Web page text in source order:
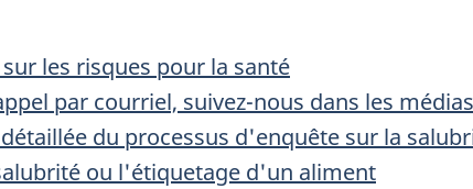
les risques pour la santé
par courriel, suivez-nous dans les
du processus d'enquête sur la
ou l'étiquetage d'un aliment